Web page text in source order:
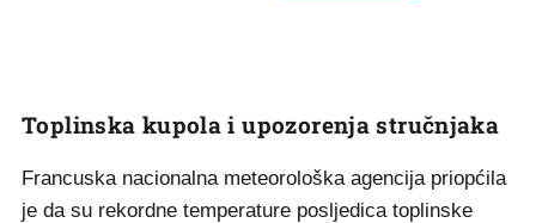
Toplinska kupola i upozorenja stručnjaka
Francuska nacionalna meteorološka agencija priopćila
je da su rekordne temperature posljedica toplinske